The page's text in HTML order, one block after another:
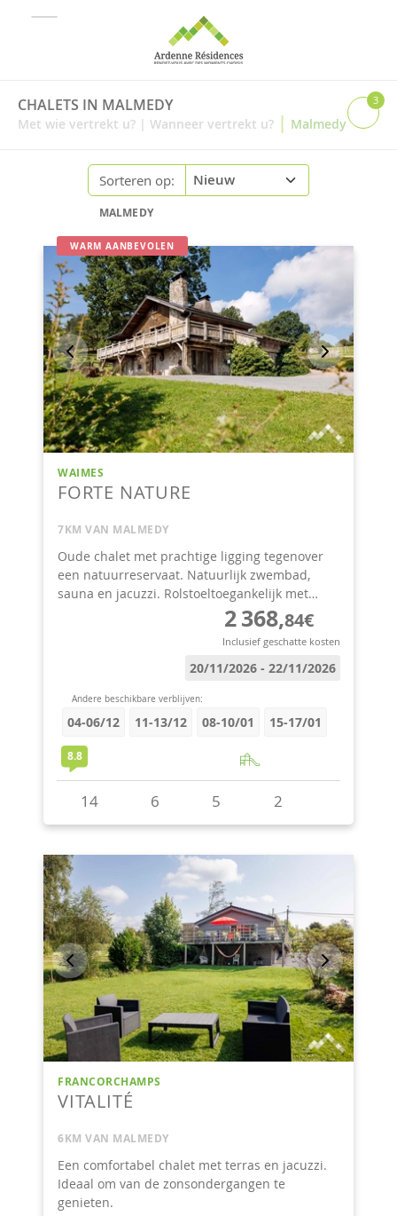
CHALETS IN MALMEDY
Met wie vertrekt u? | Wanneer vertrekt u? | Malmedy
3
Sorteren op:
MALMEDY